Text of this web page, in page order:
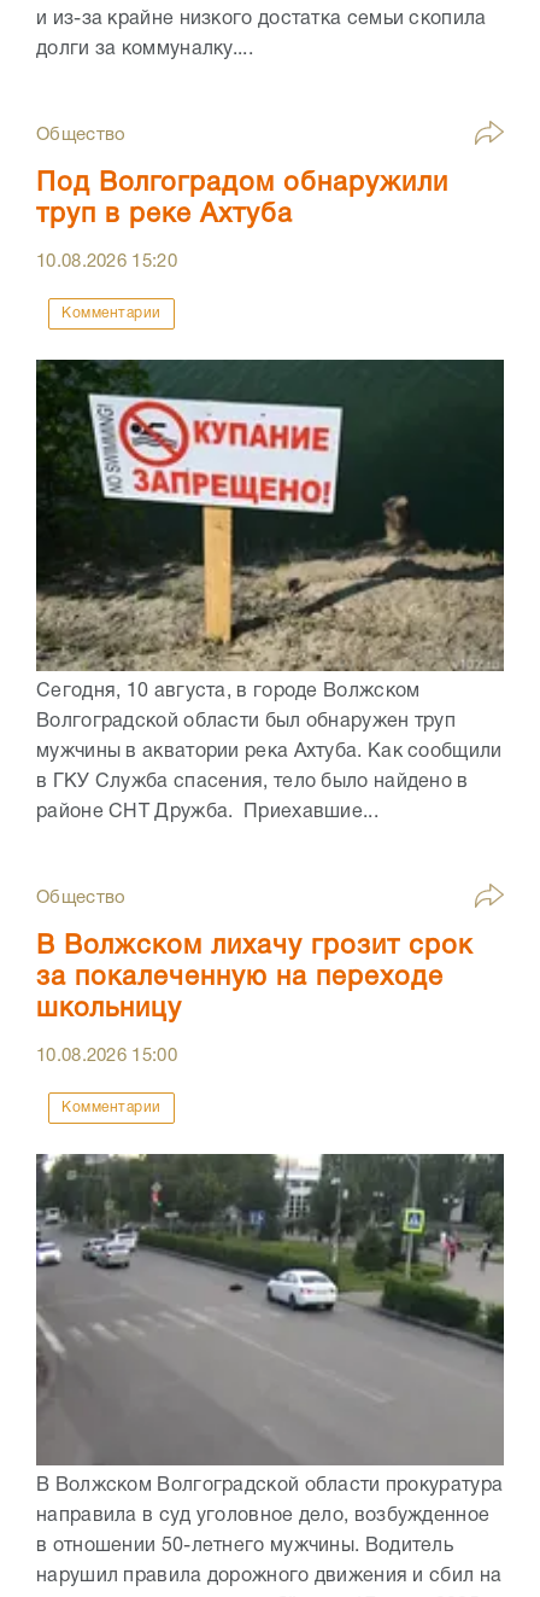
и из-за крайне низкого достатка семьи скопила
долги за коммуналку....
Общество
Под Волгоградом обнаружили
труп в реке Ахтуба
10.08.2026 15:20
Комментарии
Сегодня, 10 августа, в городе Волжском
Волгоградской области был обнаружен труп
мужчины в акватории река Ахтуба. Как сообщили
в ГКУ Служба спасения, тело было найдено в
районе СНТ Дружба. Приехавшие...
Общество
В Волжском лихачу грозит срок
за покалеченную на переходе
школьницу
10.08.2026 15:00
Комментарии
В Волжском Волгоградской области прокуратура
направила в суд уголовное дело, возбужденное
в отношении 50-летнего мужчины. Водитель
нарушил правила дорожного движения и сбил на